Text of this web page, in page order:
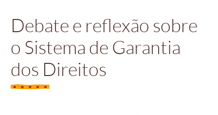
Debate e reflexão sobre
o Sistema de Garantia
dos Direitos